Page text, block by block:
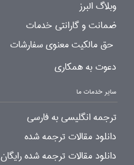
وبلاگ البرز
ضمانت و گارانتی خدمات
حق مالکیت معنوی سفارشات
دعوت به همکاری
سایر خدمات ما
ترجمه انگلیسی به فارسی
دانلود مقالات ترجمه شده
دانلود مقالات ترجمه شده رایگان